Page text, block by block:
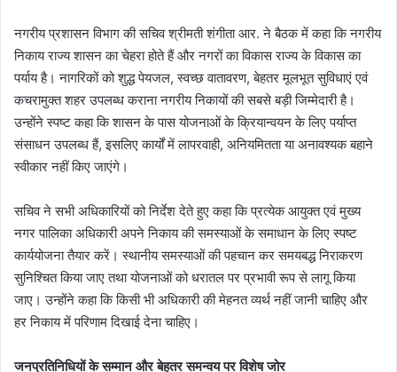
नगरीय प्रशासन विभाग की सचिव श्रीमती शंगीता आर. ने बैठक में कहा कि नगरीय
निकाय राज्य शासन का चेहरा होते हैं और नगरों का विकास राज्य के विकास का
पर्याय है। नागरिकों को शुद्ध पेयजल, स्वच्छ वातावरण, बेहतर मूलभूत सुविधाएं एवं
कचरामुक्त शहर उपलब्ध कराना नगरीय निकायों की सबसे बड़ी जिम्मेदारी है।
उन्होंने स्पष्ट कहा कि शासन के पास योजनाओं के क्रियान्वयन के लिए पर्याप्त
संसाधन उपलब्ध हैं, इसलिए कार्यों में लापरवाही, अनियमितता या अनावश्यक बहाने
स्वीकार नहीं किए जाएंगे।
सचिव ने सभी अधिकारियों को निर्देश देते हुए कहा कि प्रत्येक आयुक्त एवं मुख्य
नगर पालिका अधिकारी अपने निकाय की समस्याओं के समाधान के लिए स्पष्ट
कार्ययोजना तैयार करें। स्थानीय समस्याओं की पहचान कर समयबद्ध निराकरण
सुनिश्चित किया जाए तथा योजनाओं को धरातल पर प्रभावी रूप से लागू किया
जाए। उन्होंने कहा कि किसी भी अधिकारी की मेहनत व्यर्थ नहीं जानी चाहिए और
हर निकाय में परिणाम दिखाई देना चाहिए।
जनप्रतिनिधियों के सम्मान और बेहतर समन्वय पर विशेष जोर